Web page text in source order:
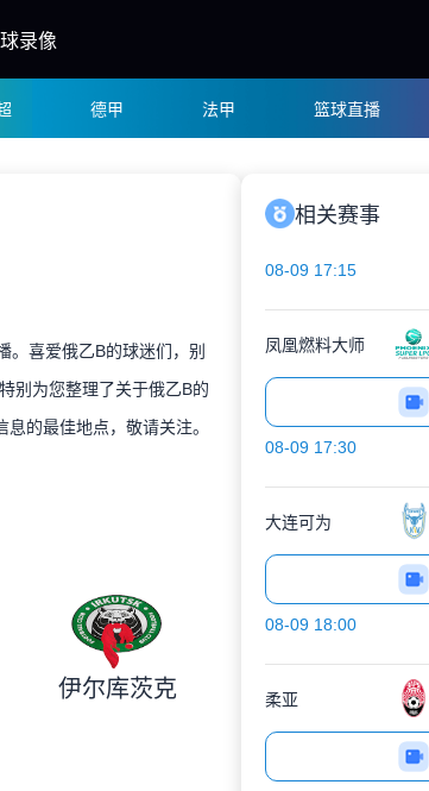
录像
德甲 法甲 篮球直播
。喜爱俄乙B的球迷们，别
别为您整理了关于俄乙B的
的最佳地点，敬请关注。
伊尔库茨克
相关赛事
08-09 17:15
凤凰燃料大师
08-09 17:30
大连可为
08-09 18:00
柔亚